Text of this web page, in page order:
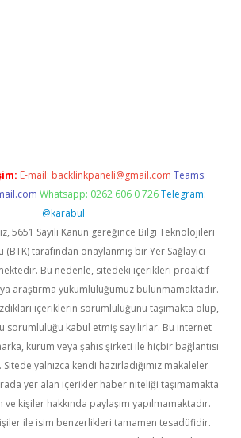
E-mail: backlinkpaneli@gmail.com Teams:
Whatsapp: 0262 606 0 726 Telegram:
@karabul
5651 Sayılı Kanun gereğince Bilgi Teknolojileri
tarafından onaylanmış bir Yer Sağlayıcı
Bu nedenle, sitedeki içerikleri proaktif
araştırma yükümlülüğümüz bulunmamaktadır.
içeriklerin sorumluluğunu taşımakta olup,
sorumluluğu kabul etmiş sayılırlar. Bu internet
kurum veya şahıs şirketi ile hiçbir bağlantısı
yalnızca kendi hazırladığımız makaleler
yer alan içerikler haber niteliği taşımamakta
kişiler hakkında paylaşım yapılmamaktadır.
ile isim benzerlikleri tamamen tesadüfidir.